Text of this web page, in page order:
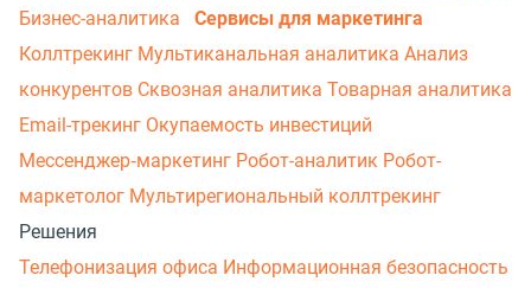
Бизнес-аналитика
Сервисы для маркетинга
Коллтрекинг Мультиканальная аналитика Анализ
конкурентов Сквозная аналитика Товарная аналитика
Email-трекинг Окупаемость инвестиций
Мессенджер‑маркетинг Робот-аналитик Робот-
маркетолог Мультирегиональный коллтрекинг
Решения
Телефонизация офиса Информационная безопасность